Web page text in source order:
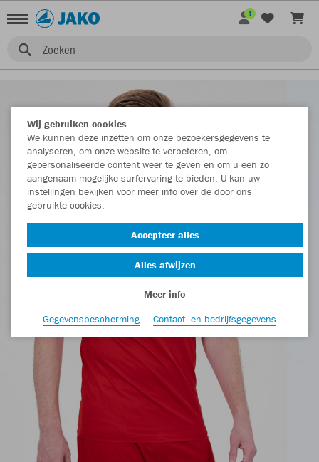
Zoeken
1
Wij gebruiken cookies
We kunnen deze inzetten om onze bezoekersgegevens te
analyseren, om onze website te verbeteren, om
gepersonaliseerde content weer te geven en om u een zo
aangenaam mogelijke surfervaring te bieden. U kan uw
instellingen bekijken voor meer info over de door ons
gebruikte cookies.
Accepteer alles
Alles afwijzen
Meer info
Gegevensbescherming
Contact- en bedrijfsgegevens